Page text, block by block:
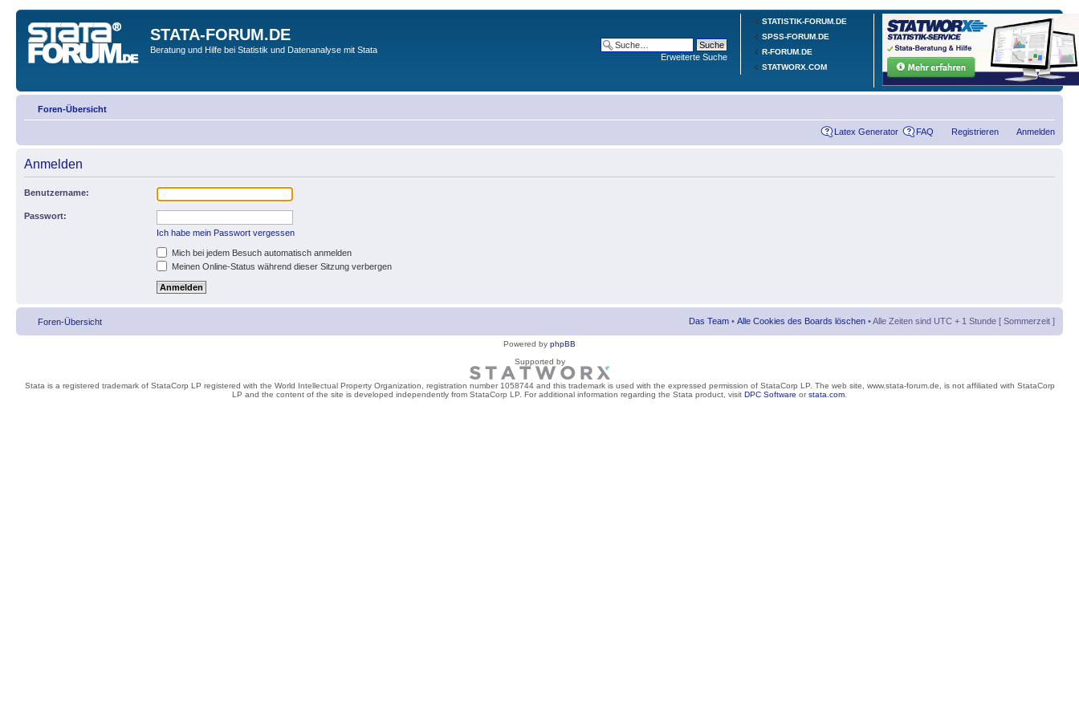
STATISTIK-FORUM.DE
SPSS-FORUM.DE
R-FORUM.DE
STATWORX.COM
STATA-FORUM.DE
Beratung und Hilfe bei Statistik und Datenanalyse mit Stata
Erweiterte Suche
Foren-Übersicht
Latex Generator FAQ Registrieren Anmelden
Anmelden
Benutzername:
Passwort:
Ich habe mein Passwort vergessen
Mich bei jedem Besuch automatisch anmelden
Meinen Online-Status während dieser Sitzung verbergen
Foren-Übersicht Das Team • Alle Cookies des Boards löschen • Alle Zeiten sind UTC + 1 Stunde [ Sommerzeit ]
Powered by phpBB
Supported by
Stata is a registered trademark of StataCorp LP registered with the World Intellectual Property Organization, registration number 1058744 and this trademark is used with the expressed permission of StataCorp LP. The web site, www.stata-forum.de, is not affiliated with StataCorp
LP and the content of the site is developed independently from StataCorp LP. For additional information regarding the Stata product, visit DPC Software orstata.com